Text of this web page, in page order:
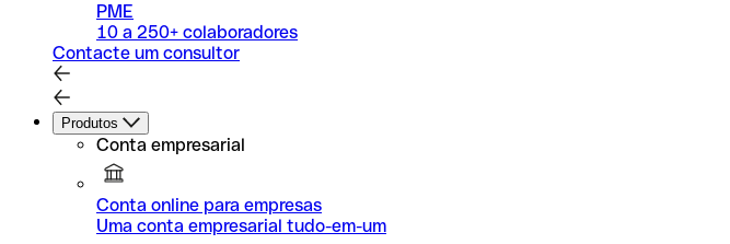
PME
10 a 250+ colaboradores
Contacte um consultor
Produtos
Conta empresarial
Conta online para empresas
Uma conta empresarial tudo-em-um